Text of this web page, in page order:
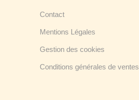
Contact
Mentions Légales
Gestion des cookies
Conditions générales de ventes